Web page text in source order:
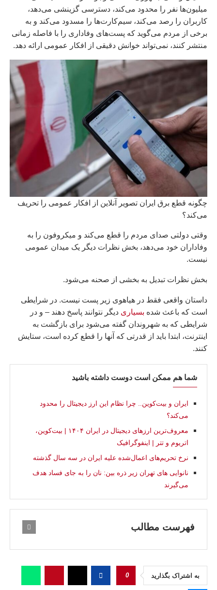
میلیون‌ها نفر را محدود می‌کند، دسترسی گزینشی می‌دهد،
کاربران را رصد می‌کند، سیم‌کارت‌ها را مسدود می‌کند و به
برخی از مردم می‌گوید که پست‌های وفاداری را با فاصله زمانی
منتشر کنند، نمی‌تواند خوانش دقیقی از افکار عمومی ارائه دهد.
چگونه قطع برق ایران تصویر آنلاین از افکار عمومی را تحریف
می‌کند؟
وقتی دولتی صدای مردم را قطع می‌کند و میکروفون را به
وفاداران خود می‌دهد، بخش نظرات دیگر یک میدان عمومی
نیست.
بخش نظرات تبدیل به بخشی از صحنه می‌شود.
داستان واقعی فقط در هیاهوی زیر پست نیست. در شرایطی
است که باعث شده بسیاری دیگر نتوانند پاسخ دهند – و در
شرایطی که به شهروندان گفته می‌شود برای بازگشت به
اینترنت، ابتدا باید از قدرتی که آنها را قطع کرده است، ستایش
کنند.
شما هم ممکن است دوست داشته باشید
ایران و بیت‌کوین.. چرا نظام این ارز دیجیتال را محدود
می‌کند؟
معروف‌ترین ارزهای دیجیتال در ایران ۱۴۰۴ | بیت‌کوین،
اتریوم و تتر | اینفوگرافیک
نرخ تحریم‌های اعمال‌شده علیه ایران در سه سال گذشته
نانوایی‌ های تهران زیر ذره‌ بین: نان را به‌ جای فساد هدف
می‌گیرند
فهرست مطالب
به اشتراک بگذارید 0